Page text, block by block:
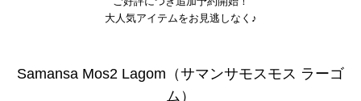
大人気アイテムをお見逃しなく♪
Samansa Mos2 Lagom（サマンサモスモス ラーゴ
ム）